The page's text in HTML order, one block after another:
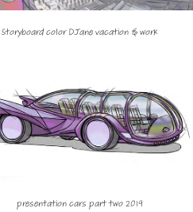
Storyboard color DJane vacation & work
presentation cars part two 2019